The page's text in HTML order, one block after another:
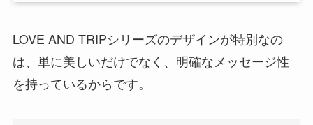
LOVE AND TRIPシリーズのデザインが特別なの
は、単に美しいだけでなく、明確なメッセージ性
を持っているからです。